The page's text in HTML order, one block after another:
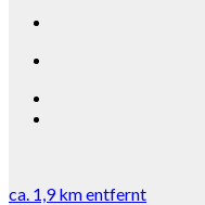
ca. 1,9 kmentfernt